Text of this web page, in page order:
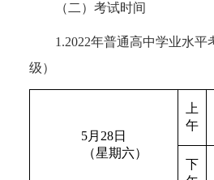
（二）考试时间
1.2022年普通高中学业水平
级）
5月28日
（星期六）
上
午
下